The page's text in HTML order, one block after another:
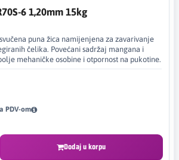
6 1,20mm 15kg
puna žica namijenjena za zavarivanje
čelika. Povećani sadržaj mangana i
mehaničke osobine i otpornost na pukotine.
PDV-om
Dodaj u korpu